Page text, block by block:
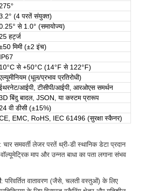
275°
(4 परतें संयुक्त)
से 1.0° (समायोज्य)
25 हर्ट्ज
मिमी (±2 इंच)
IP67
10°C से +50°C (14°F से 122°F)
(धूल/प्रभाव प्रतिरोधी)
आईपी, टीसीपी/आईपी, आरओएस समर्थन
बिंदु बादल, JSON, या कस्टम प्रारूप
24 वी डीसी (±15%)
EMC, RoHS, IEC 61496 (सुरक्षा स्कैनर)
: चार समवर्ती लेजर परतें थ्री-डी स्थानिक डेटा प्रदान
माप और उन्नत बाधा का पता लगाना संभव
: परिवर्तित वातावरण (जैसे, चलती वस्तुओं) के लिए